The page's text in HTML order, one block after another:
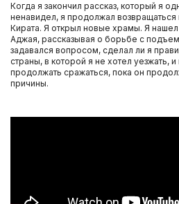
Когда я закончил рассказ, который я
ненавидел, я продолжал возвращаться
Кирата. Я открыл новые храмы. Я
Аджая, рассказывая о борьбе с
задавался вопросом, сделал ли я
страны, в которой я не хотел уезжать,
продолжать сражаться, пока он
причины.